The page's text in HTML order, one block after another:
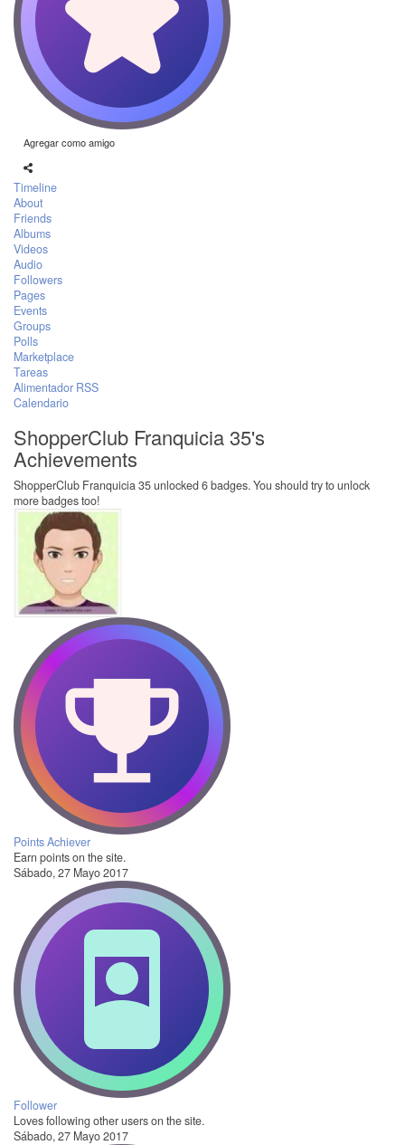
Agregar como amigo
Timeline
About
Friends
Albums
Videos
Audio
Followers
Pages
Events
Groups
Polls
Marketplace
Tareas
Alimentador RSS
Calendario
ShopperClub Franquicia 35's
Achievements
ShopperClub Franquicia 35 unlocked 6 badges. You should try to unlock
more badges too!
Points Achiever
Earn points on the site.
Sábado, 27 Mayo 2017
Follower
Loves following other users on the site.
Sábado, 27 Mayo 2017